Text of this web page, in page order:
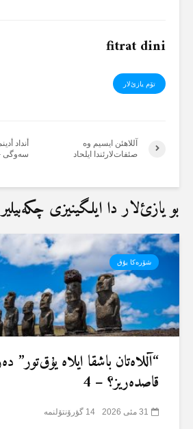
fitrat dini
تۆم یازئ‌لار
أنداد
سەوگی –
آللاهئن ایسیم وە
صئفات‌لارئندا ایلحاد
بو یازئ‌لار دا ایلگینیزی چکەبیلیر
شۆرەکا یۇق
“آللاەتان باشقا ایلاە یۇق‌تور”
قاصدەریز؟ – 4
31 مئی 2026 14 گؤرۆنتۆلنمە